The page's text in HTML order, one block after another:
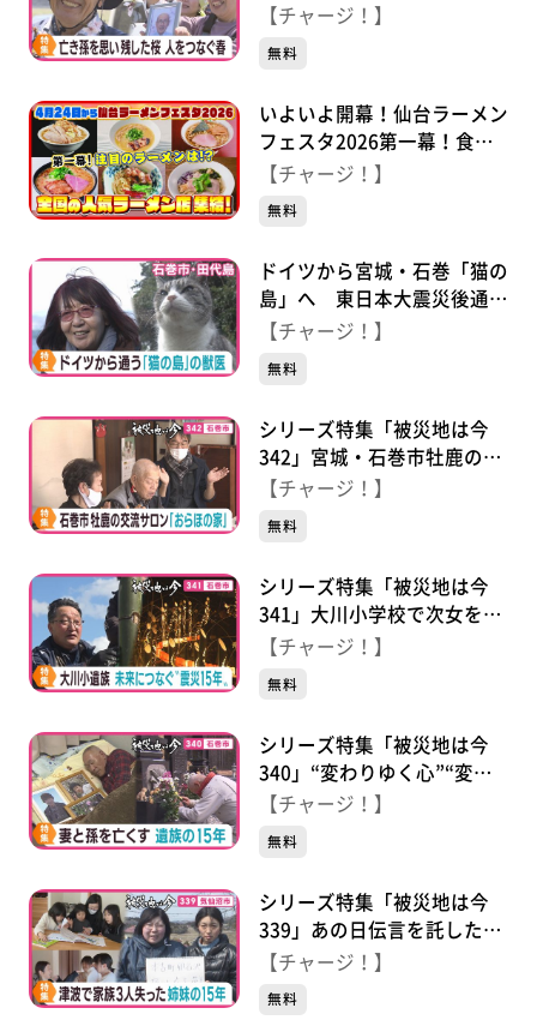
思い残した桜 今も人をつな
【チャージ！】
無料
いよいよ開幕！仙台ラーメン
フェスタ2026第一幕！食べ
逃せない麵がここにある！
【チャージ！】
無料
ドイツから宮城・石巻「猫の
島」へ 東日本大震災後通い
続ける獣医師
【チャージ！】
無料
シリーズ特集「被災地は今
342」宮城・石巻市牡鹿の被
災者サロン“おらほの家” 支
【チャージ！】
無料
シリーズ特集「被災地は今
341」大川小学校で次女を亡
くした男性 校舎保存・風化
【チャージ！】
無料
シリーズ特集「被災地は今
340」“変わりゆく心”“変わ
らぬ心” 妻と孫を亡くす
【チャージ！】
無料
シリーズ特集「被災地は今
339」あの日伝言を託した
人々のその後 津波で家族３
１５年 それでも前へ…
【チャージ！】
無料